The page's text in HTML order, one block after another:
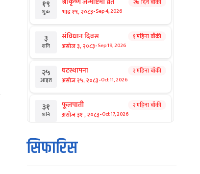
१९
शुक्र भाद्र १९, २०८३-Sep 4, 2026
२७ दिन बाँकी
३
शनि
संविधान दिवस
असोज ३, २०८३-Sep 19, 2026
१ महिना बाँकी
२५
आइत
घटस्थापना
असोज २५, २०८३-Oct 11, 2026
२ महिना बाँकी
३१
शनि
फूलपाती
असोज ३१ , २०८३-Oct 17, 2026
२ महिना बाँकी
१
आइत
कार्तिक सङ्क्रान्ति
कार्तिक १, २०८३
सिफारिस